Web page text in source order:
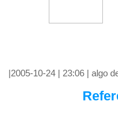
|2005-10-24 | 23:06 | algo